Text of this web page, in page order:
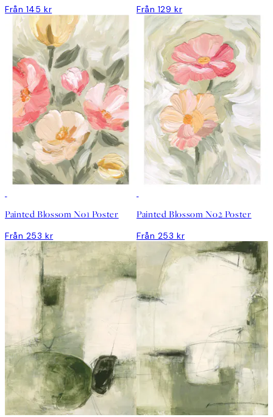
Från 145 kr Från 129 kr
Painted Blossom No1 Poster
Från 253 kr
Painted Blossom No2 Poster
Från 253 kr